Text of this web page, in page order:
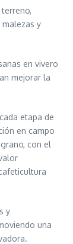
y
en vivero
mejorar la
etapa de
en campo
con el
y
una